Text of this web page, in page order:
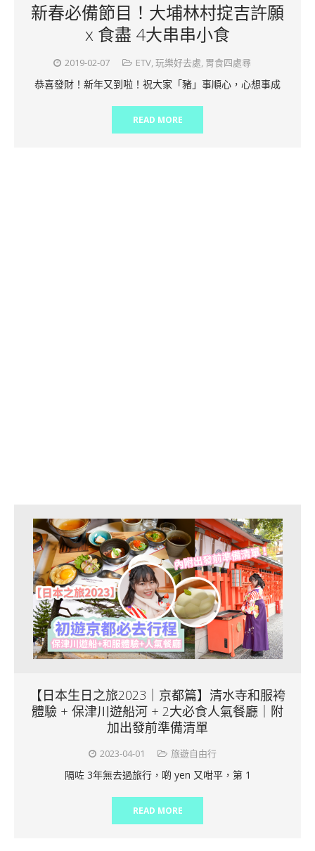
新春必備節目！大埔林村掟吉許願
x 食盡 4大串串小食
2019-02-07 ETV,玩樂好去處, 胃食四處尋
恭喜發財！新年又到啦！祝大家「豬」事順心，心想事成
READ MORE
【日本生日之旅2023｜京都篇】清水寺和服袴
體驗 + 保津川遊船河 + 2大必食人氣餐廳｜附
加出發前準備清單
2023-04-01 旅遊自由行
隔咗 3年無去過旅行，啲 yen 又咁平，第 1
READ MORE